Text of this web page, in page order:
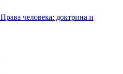
Права человека: доктрина и